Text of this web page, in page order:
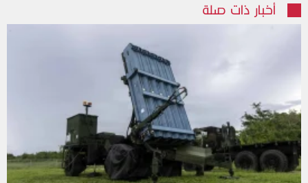
أخبار ذات صلة